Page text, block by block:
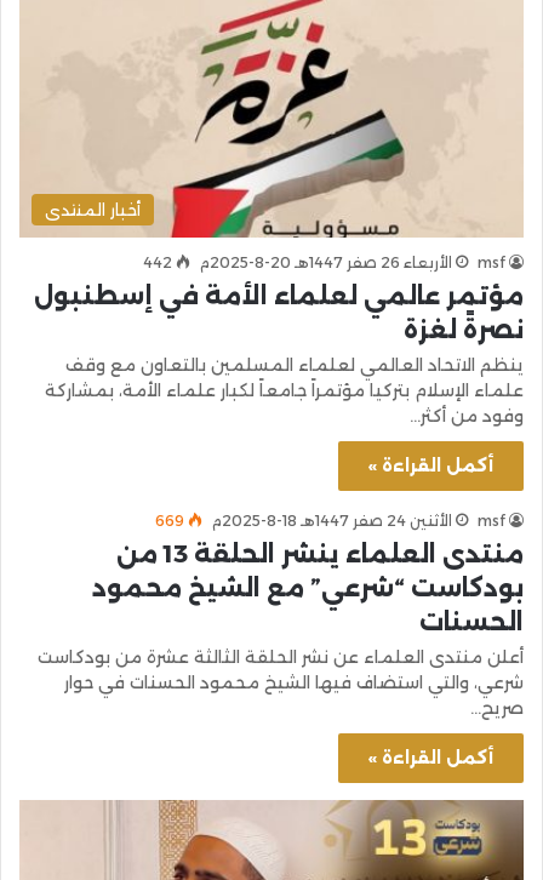
أخبار المنتدى
msf الأربعاء 26 صفر 1447هـ 20-8-2025م 442
مؤتمر عالمي لعلماء الأمة في إسطنبول
نصرةً لغزة
ينظم الاتحاد العالمي لعلماء المسلمين بالتعاون مع وقف
علماء الإسلام بتركيا مؤتمراً جامعاً لكبار علماء الأمة، بمشاركة
وفود من أكثر…
أكمل القراءة »
msf الأثنين 24 صفر 1447هـ 18-8-2025م 669
منتدى العلماء ينشر الحلقة 13 من
بودكاست “شرعي” مع الشيخ محمود
الحسنات
أعلن منتدى العلماء عن نشر الحلقة الثالثة عشرة من بودكاست
شرعي، والتي استضاف فيها الشيخ محمود الحسنات في حوار
صريح…
أكمل القراءة »